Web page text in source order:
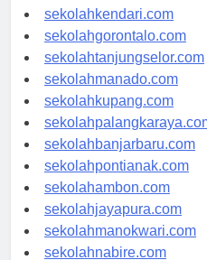
sekolahmakassar.com
sekolahkendari.com
sekolahgorontalo.com
sekolahtanjungselor.com
sekolahmanado.com
sekolahkupang.com
sekolahpalangkaraya.com
sekolahbanjarbaru.com
sekolahpontianak.com
sekolahambon.com
sekolahjayapura.com
sekolahmanokwari.com